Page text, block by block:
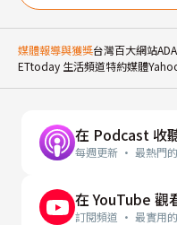
媒體報導與獲獎台灣百大網站
ETtoday 生活頻道特約媒體
在 Podcast 收
每週更新 · 最熱門
在 YouTube 觀
訂閱頻道 · 最實用